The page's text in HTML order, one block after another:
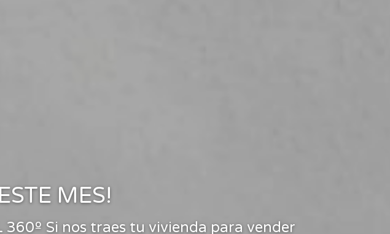
tiene tu casa?
¡TOTALMENTE GRATIS
MES!
360º Si nos traes tu vivienda para vender
para ti